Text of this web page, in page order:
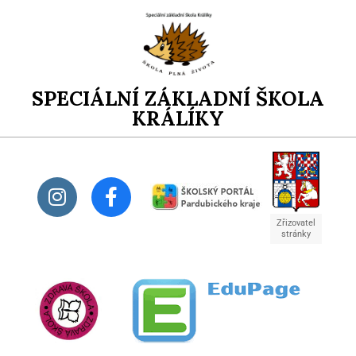
SPECIÁLNÍ ZÁKLADNÍ ŠKOLA
KRÁLÍKY
Zřizovatel
stránky